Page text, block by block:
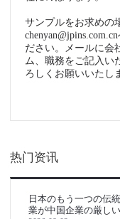
サンプルをお求めの
ださい。メールに会
ム、職務をご記入い
ろしくお願いいたし
热门资讯
日本のもう一つの伝
業が中国企業の厳し